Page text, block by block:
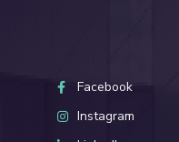
Facebook
Instagram